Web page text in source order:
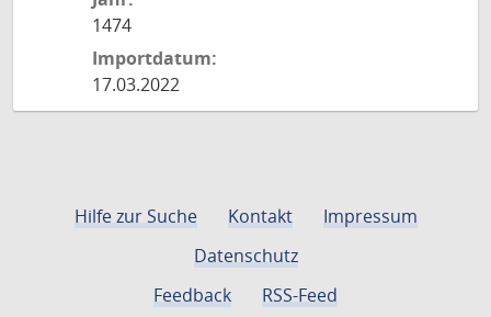
1474
Importdatum:
17.03.2022
Hilfe zur Suche Kontakt
Impressum
Datenschutz
Feedback
RSS-Feed